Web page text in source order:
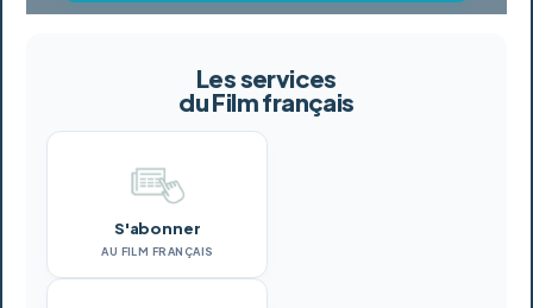
Les services
du Film français
S'abonner
AU FILM FRANÇAIS